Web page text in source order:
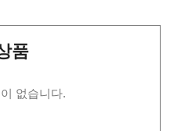
품
없습니다.